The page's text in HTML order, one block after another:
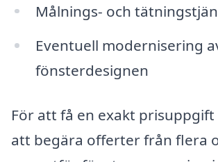
Målnings- och
Eventuell modernisering
fönsterdesignen
För att få en exakt
att begära offerter från flera